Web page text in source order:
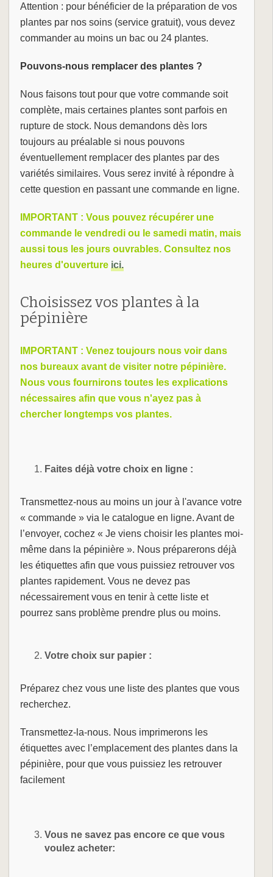
Attention : pour bénéficier de la préparation de vos
plantes par nos soins (service gratuit), vous devez
commander au moins un bac ou 24 plantes.
Pouvons-nous remplacer des plantes ?
Nous faisons tout pour que votre commande soit
complète, mais certaines plantes sont parfois en
rupture de stock. Nous demandons dès lors
toujours au préalable si nous pouvons
éventuellement remplacer des plantes par des
variétés similaires. Vous serez invité à répondre à
cette question en passant une commande en ligne.
IMPORTANT : Vous pouvez récupérer une
commande le vendredi ou le samedi matin, mais
aussi tous les jours ouvrables. Consultez nos
heures d'ouverture ici.
Choisissez vos plantes à la
pépinière
IMPORTANT : Venez toujours nous voir dans
nos bureaux avant de visiter notre pépinière.
Nous vous fournirons toutes les explications
nécessaires afin que vous n'ayez pas à
chercher longtemps vos plantes.
Faites déjà votre choix en ligne :
Transmettez-nous au moins un jour à l'avance votre
« commande » via le catalogue en ligne. Avant de
l’envoyer, cochez « Je viens choisir les plantes moi-
même dans la pépinière ». Nous préparerons déjà
les étiquettes afin que vous puissiez retrouver vos
plantes rapidement. Vous ne devez pas
nécessairement vous en tenir à cette liste et
pourrez sans problème prendre plus ou moins.
Votre choix sur papier :
Préparez chez vous une liste des plantes que vous
recherchez.
Transmettez-la-nous. Nous imprimerons les
étiquettes avec l’emplacement des plantes dans la
pépinière, pour que vous puissiez les retrouver
facilement
Vous ne savez pas encore ce que vous
voulez acheter: